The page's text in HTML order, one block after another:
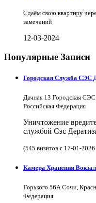
Сдаём свою квартиру
замечаний
12-03-2024
Популярные Записи
Городская Служба СЭС
Дачная 13 Городская
Российская Федерация
Уничтожение
службой Сэс
(545 визитов с 17-01-
Камера Хранения
Горького 56А Сочи,
Федерация